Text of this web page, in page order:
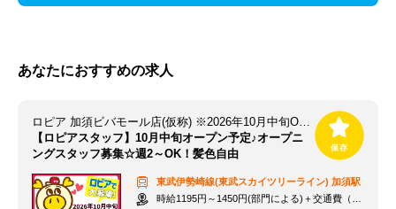
あなたにおすすめの求人
ロピア 加須ビバモール店(仮称) ※2026年10月中旬OPEN予定
【ロピアスタッフ】10月中旬オープン予定♪オープニ
ングスタッフ募集☆週2～OK！髪色自由
東武伊勢崎線(東武スカイツリーライン) 加須駅
時給1195円～1450円(部門による)＋交通費（社内規定）